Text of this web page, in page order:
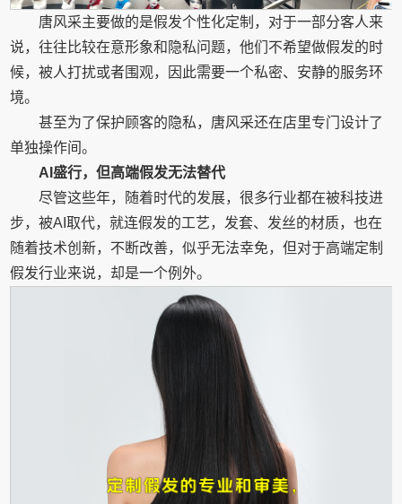
唐风采主要做的是假发个性化定制，对于一部分客人来
说，往往比较在意形象和隐私问题，他们不希望做假发的时
候，被人打扰或者围观，因此需要一个私密、安静的服务环
境。
甚至为了保护顾客的隐私，唐风采还在店里专门设计了
单独操作间。
AI盛行，但高端假发无法替代
尽管这些年，随着时代的发展，很多行业都在被科技进
步，被AI取代，就连假发的工艺，发套、发丝的材质，也在
随着技术创新，不断改善，似乎无法幸免，但对于高端定制
假发行业来说，却是一个例外。